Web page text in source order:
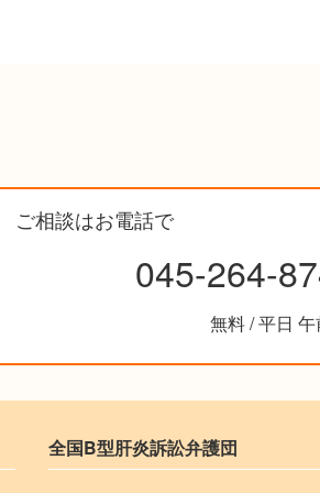
ご相談はお電話で
045-264-
無料 / 平日
全国B型肝炎訴訟弁護団